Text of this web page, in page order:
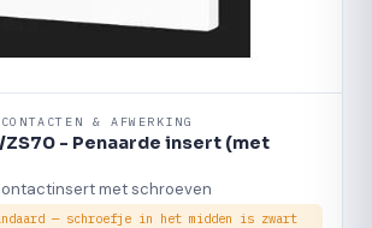
& AFWERKING
ZS70 - Penaarde insert (met
met schroeven
— schroefje in het midden is zwart